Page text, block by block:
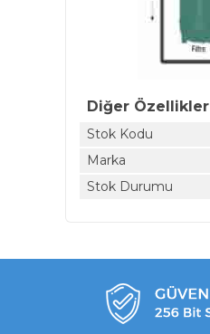
Diğer Özellikler
Stok Kodu
Marka
Stok Durumu